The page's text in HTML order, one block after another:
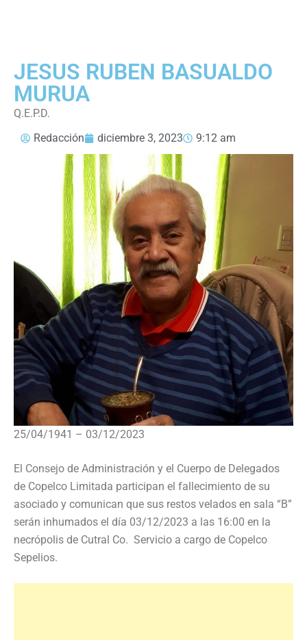
JESUS RUBEN BASUALDO
MURUA
Q.E.P.D.
Redacción
diciembre 3, 2023 9:12 am
25/04/1941 – 03/12/2023
El Consejo de Administración y el Cuerpo de Delegados
de Copelco Limitada participan el fallecimiento de su
asociado y comunican que sus restos velados en sala “B”
serán inhumados el día 03/12/2023 a las 16:00 en la
necrópolis de Cutral Co. Servicio a cargo de Copelco
Sepelios.